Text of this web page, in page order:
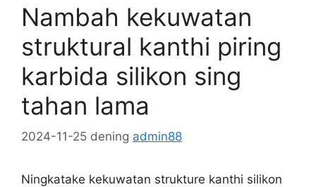
Nambah kekuwatan
struktural kanthi piring
karbida silikon sing
tahan lama
2024-11-25 dening admin88
Ningkatake kekuwatan strukture kanthi silikon